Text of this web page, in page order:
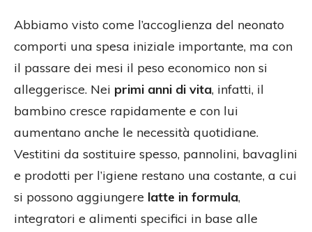
Abbiamo visto come l’accoglienza del neonato
comporti una spesa iniziale importante, ma con
il passare dei mesi il peso economico non si
alleggerisce. Nei primi anni di vita, infatti, il
bambino cresce rapidamente e con lui
aumentano anche le necessità quotidiane.
Vestitini da sostituire spesso, pannolini, bavaglini
e prodotti per l’igiene restano una costante, a cui
si possono aggiungere latte in formula,
integratori e alimenti specifici in base alle